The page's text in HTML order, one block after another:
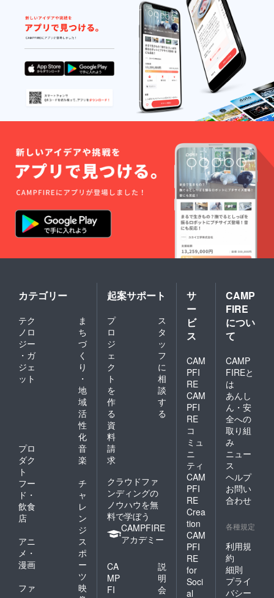
カテゴリー
テク
ノロ
ジー
・ガ
ジェ
ット
ま
ち
づ
く
り
・
地
域
活
性
化
プロ
ダク
ト
音
楽
フー
ド・
飲食
店
チ
ャ
レ
ン
ジ
アニ
メ・
漫画
ス
ポ
ー
ツ
ファ
映
起案サポート
プ
ロ
ジ
ェ
ク
ト
を
作
る
ス
タ
ッ
フ
に
相
談
す
る
資
料
請
求
クラウドファ
ンディングの
ノウハウを無
料で学ぼう
CAMPFIRE
アカデミー
CA
MP
FI
説
明
会
サ
ー
ビ
ス
CAM
PFI
RE
CAM
PFI
RE
コ
ミュ
ニ
ティ
CAM
PFI
RE
Crea
tion
CAM
PFI
RE
for
Soci
al
CAMP
FIRE
につい
て
CAMP
FIREと
は
あんし
ん・安
全への
取り組
み
ニュー
ス
ヘルプ
お問い
合わせ
各種規定
利用規
約
細則
プライ
バシー